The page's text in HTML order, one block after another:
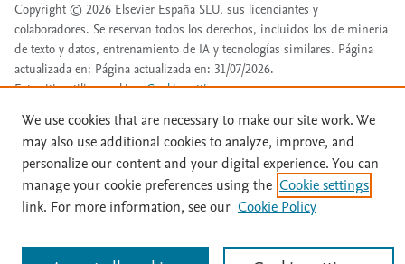
Copyright © 2026 Elsevier España SLU, sus licenciantes y
colaboradores. Se reservan todos los derechos, incluidos los de minería
de texto y datos, entrenamiento de IA y tecnologías similares. Página
actualizada en: Página actualizada en: 31/07/2026.
Este sitio utiliza cookies.Cookie settings
We use cookies that are necessary to make our site work. We
may also use additional cookies to analyze, improve, and
personalize our content and your digital experience. You can
manage your cookie preferences using the Cookie settings
link. For more information, see our Cookie Policy